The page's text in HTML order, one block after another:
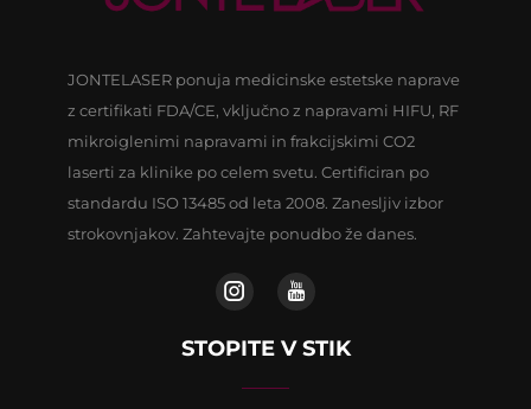
JONTELASER ponuja medicinske estetske naprave
z certifikati FDA/CE, vključno z napravami HIFU, RF
mikroiglenimi napravami in frakcijskimi CO2
laserti za klinike po celem svetu. Certificiran po
standardu ISO 13485 od leta 2008. Zanesljiv izbor
strokovnjakov. Zahtevajte ponudbo že danes.
STOPITE V STIK